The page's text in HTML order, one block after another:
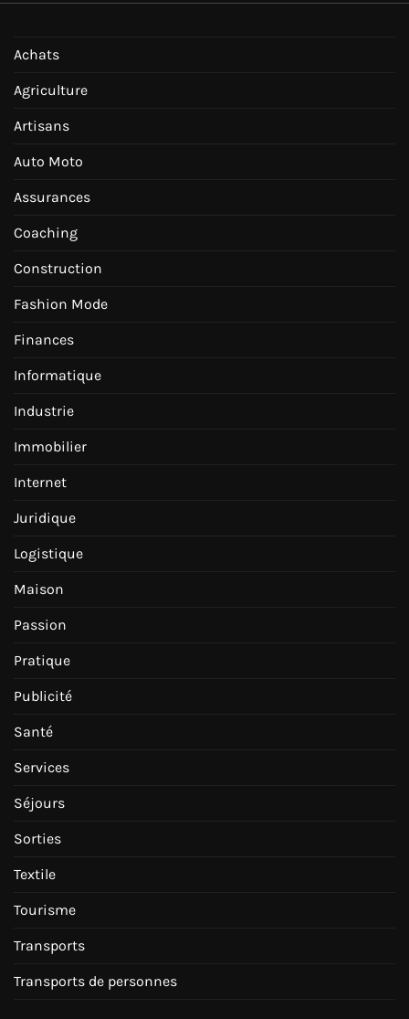
Achats
Agriculture
Artisans
Auto Moto
Assurances
Coaching
Construction
Fashion Mode
Finances
Informatique
Industrie
Immobilier
Internet
Juridique
Logistique
Maison
Passion
Pratique
Publicité
Santé
Services
Séjours
Sorties
Textile
Tourisme
Transports
Transports de personnes